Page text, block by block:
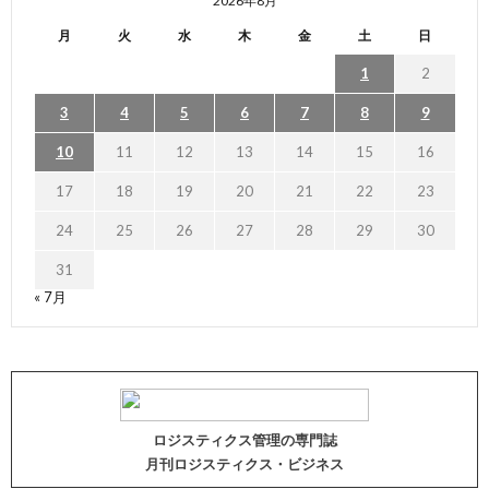
月 火 水 木 金 土 日
1 2
3 4 5 6 7 8 9
10 11 12 13 14 15 16
17 18 19 20 21 22 23
24 25 26 27 28 29 30
31
« 7月
ロジスティクス管理の専門誌
月刊ロジスティクス・ビジネス